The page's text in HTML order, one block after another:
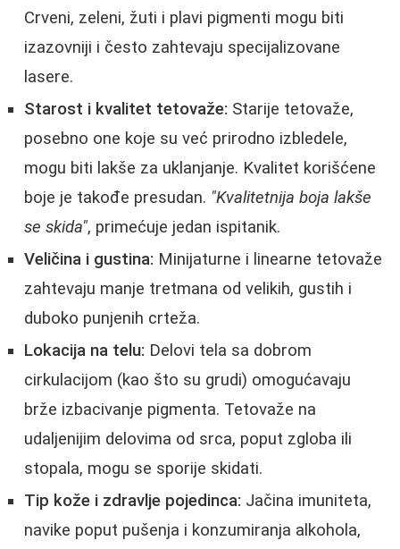
Crveni, zeleni, žuti i plavi pigmenti mogu biti
izazovniji i često zahtevaju specijalizovane
lasere.
Starost i kvalitet tetovaže: Starije tetovaže,
posebno one koje su već prirodno izbledele,
mogu biti lakše za uklanjanje. Kvalitet korišćene
boje je takođe presudan. "Kvalitetnija boja lakše
se skida", primećuje jedan ispitanik.
Veličina i gustina: Minijaturne i linearne tetovaže
zahtevaju manje tretmana od velikih, gustih i
duboko punjenih crteža.
Lokacija na telu: Delovi tela sa dobrom
cirkulacijom (kao što su grudi) omogućavaju
brže izbacivanje pigmenta. Tetovaže na
udaljenijim delovima od srca, poput zgloba ili
stopala, mogu se sporije skidati.
Tip kože i zdravlje pojedinca: Jačina imuniteta,
navike poput pušenja i konzumiranja alkohola,